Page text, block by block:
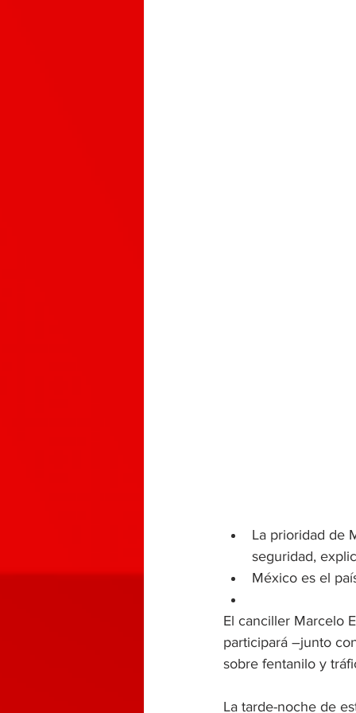
La prioridad de
seguridad,
México es el
El canciller Marcelo
participará –junto
sobre fentanilo y
La tarde-noche de